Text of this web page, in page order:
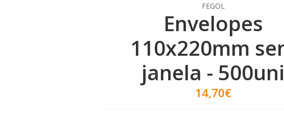
FEGOL
Envelopes
110x220mm
janela - 500uni
14,70€